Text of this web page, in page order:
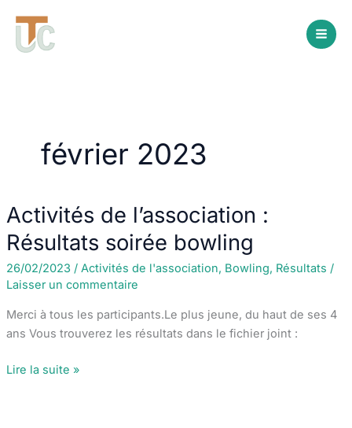
contenu
février 2023
Activités de l’association :
Résultats soirée bowling
26/02/2023 / Activités de l'association, Bowling, Résultats /
Laisser un commentaire
Merci à tous les participants.Le plus jeune, du haut de ses 4
ans Vous trouverez les résultats dans le fichier joint :
Activités
Lire la suite »